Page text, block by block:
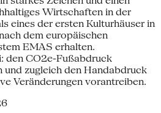
Wirtschaften in der
eines der ersten Kulturhäuser in
dem europäischen
EMAS erhalten.
den CO2e-Fußabdruck
zugleich den Handabdruck
Veränderungen vorantreiben.